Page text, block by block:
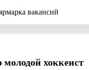
вакансий
хоккеист